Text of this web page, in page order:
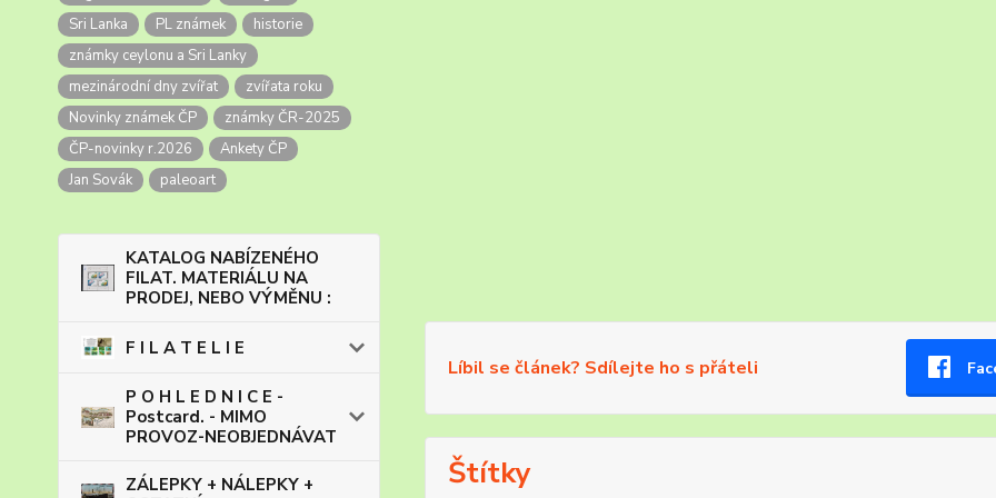
Sri Lanka
PL známek
historie
známky ceylonu a Sri Lanky
mezinárodní dny zvířat
zvířata roku
Novinky známek ČP
známky ČR-2025
ČP-novinky r.2026
Ankety ČP
Jan Sovák
paleoart
KATALOG NABÍZENÉHO
FILAT. MATERIÁLU NA
PRODEJ, NEBO VÝMĚNU :
F I L A T E L I E
P O H L E D N I C E -
Postcard. - MIMO
PROVOZ-NEOBJEDNÁVAT
ZÁLEPKY + NÁLEPKY +
Líbil se článek? Sdílejte ho s přáteli
Štítky